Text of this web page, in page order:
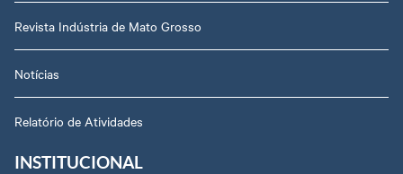
Revista Indústria de Mato Grosso
Notícias
Relatório de Atividades
INSTITUCIONAL